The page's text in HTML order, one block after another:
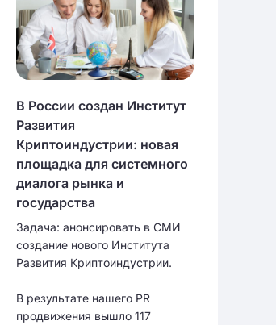
В России создан Институт
Развития
Криптоиндустрии: новая
площадка для системного
диалога рынка и
государства
Задача: анонсировать в СМИ
создание нового Института
Развития Криптоиндустрии.
В результате нашего PR
продвижения вышло 117